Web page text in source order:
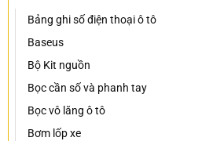
Bảng ghi số điện thoại ô tô
Baseus
Bộ Kit nguồn
Bọc cần số và phanh tay
Bọc vô lăng ô tô
Bơm lốp xe